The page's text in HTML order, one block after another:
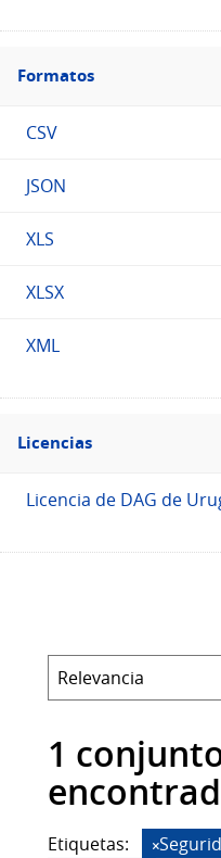
Filtro
Formatos
Formatos
CSV
JSON
XLS
XLSX
XML
Filtro
Licencias
Licencias
Licencia de DAG de
1
Etiquetas: